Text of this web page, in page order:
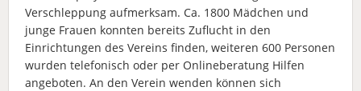
Verschleppung aufmerksam. Ca. 1800 Mädchen und
junge Frauen konnten bereits Zuflucht in den
Einrichtungen des Vereins finden, weiteren 600 Personen
wurden telefonisch oder per Onlineberatung Hilfen
angeboten. An den Verein wenden können sich